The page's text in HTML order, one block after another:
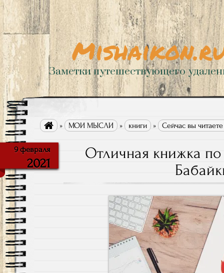
Заметки путешествующего
 » МОИ МЫСЛИ » книги » Сейчас вы
9 февраля
2021
Отличная книжка